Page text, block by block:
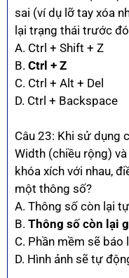
sai (ví dụ lỡ tay xóa
lại trạng thái trước
A. Ctrl + Shift + Z
B. Ctrl + Z
C. Ctrl + Alt + Del
D. Ctrl + Backspace
Câu 23: Khi sử dụng
Width (chiều rộng)
khóa xích với nhau,
một thông số?
A. Thông số còn lại
B. Thông số còn lại
C. Phần mềm sẽ
D. Hình ảnh sẽ tự